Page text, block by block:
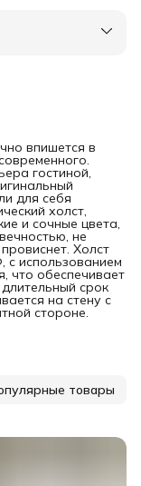
впишется в
гостиной,
для себя
холст,
и сочные цвета,
не
Холст
использованием
что обеспечивает
срок
на стену с
стороне.
товары